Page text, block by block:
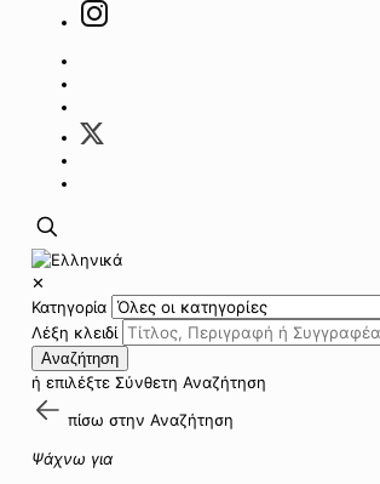
✕
Κατηγορία
Λέξη κλειδί
Αναζήτηση
ή επιλέξτε Σύνθετη Αναζήτηση
πίσω στην Αναζήτηση
Ψάχνω για